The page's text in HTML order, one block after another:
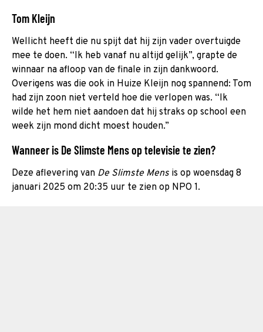
Tom Kleijn
Wellicht heeft die nu spijt dat hij zijn vader overtuigde
mee te doen. “Ik heb vanaf nu altijd gelijk”, grapte de
winnaar na afloop van de finale in zijn dankwoord.
Overigens was die ook in Huize Kleijn nog spannend: Tom
had zijn zoon niet verteld hoe die verlopen was. “Ik
wilde het hem niet aandoen dat hij straks op school een
week zijn mond dicht moest houden.”
Wanneer is De Slimste Mens op televisie te zien?
Deze aflevering van De Slimste Mens is op woensdag 8
januari 2025 om 20:35 uur te zien op NPO 1.